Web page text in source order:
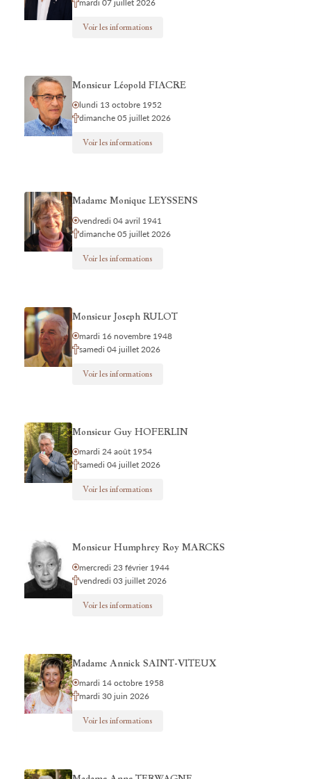
mardi 07 juillet 2026
Voir les informations
Monsieur Léopold FIACRE
lundi 13 octobre 1952
dimanche 05 juillet 2026
Voir les informations
Madame Monique LEYSSENS
vendredi 04 avril 1941
dimanche 05 juillet 2026
Voir les informations
Monsieur Joseph RULOT
mardi 16 novembre 1948
samedi 04 juillet 2026
Voir les informations
Monsieur Guy HOFERLIN
mardi 24 août 1954
samedi 04 juillet 2026
Voir les informations
Monsieur Humphrey Roy MARCKS
mercredi 23 février 1944
vendredi 03 juillet 2026
Voir les informations
Madame Annick SAINT-VITEUX
mardi 14 octobre 1958
mardi 30 juin 2026
Voir les informations